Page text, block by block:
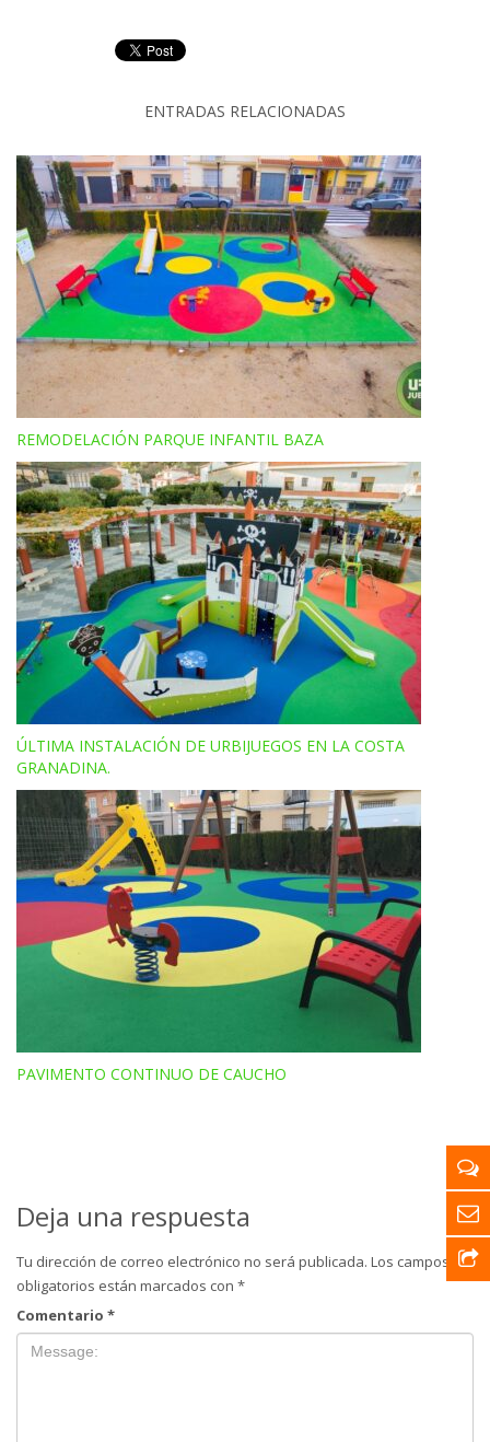
ENTRADAS RELACIONADAS
REMODELACIÓN PARQUE INFANTIL BAZA
ÚLTIMA INSTALACIÓN DE URBIJUEGOS EN LA COSTA
GRANADINA.
PAVIMENTO CONTINUO DE CAUCHO
Deja una respuesta
Tu dirección de correo electrónico no será publicada. Los campos
obligatorios están marcados con *
Comentario *